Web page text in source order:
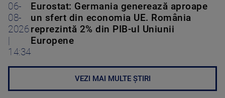
06-
08-
2026
14:34
Eurostat: Germania generează aproape
un sfert din economia UE. România
reprezintă 2% din PIB-ul Uniunii
Europene
VEZI MAI MULTE ȘTIRI